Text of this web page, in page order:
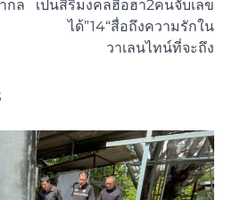
กล
เป็นสิริมงคลฮือฮา2คนจับเลข
ได้”14“สื่อถึงความรักใน
วาเลนไทน์ที่จะถึง